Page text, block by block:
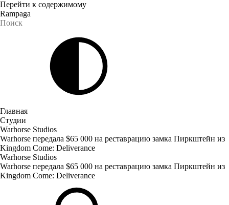
Перейти к содержимому
Rampaga
Главная
Студии
Warhorse Studios
Warhorse передала $65 000 на реставрацию замка Пиркштейн из
Kingdom Come: Deliverance
Warhorse Studios
Warhorse передала $65 000 на реставрацию замка Пиркштейн из
Kingdom Come: Deliverance